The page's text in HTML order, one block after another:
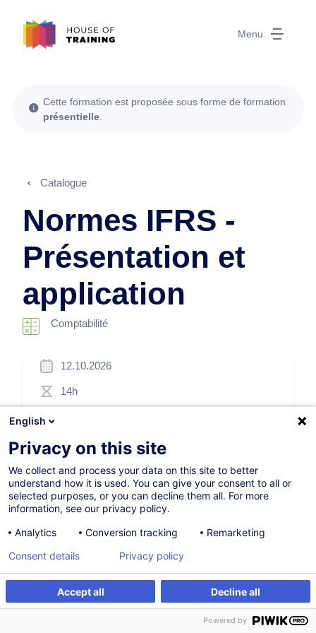
Menu
S'inscrire Formation sur mesure
Cette formation est proposée sous forme de formation
présentielle
Catalogue
Normes IFRS -
Présentation et
application
Comptabilité
12.10.2026
14h
Cours du jour
French / Français
002275
S'inscrire
Formation sur mesure
English
Privacy on this site
We collect and process your data on this site to better
understand how it is used. You can give your consent to all or
selected purposes, or you can decline them all. For more
information, see our privacy policy.
Analytics
Conversion tracking Remarketing
Accept all Decline all
Consent details Privacy policy
Powered by